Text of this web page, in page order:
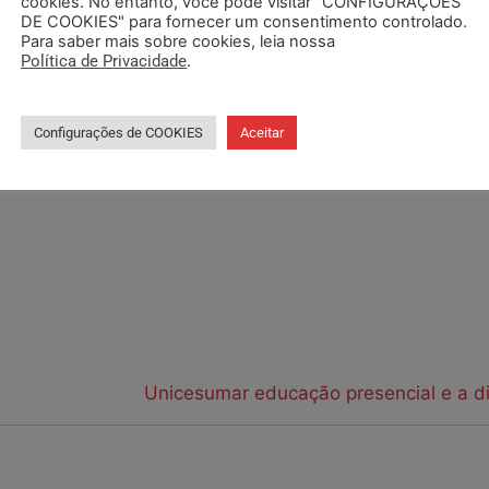
– Sala 1409 e 1410 – Três Figueiras, Porto Alegre –
Unicesumar educação presencial e a
DE COOKIES" para fornecer um consentimento controlado.
Para saber mais sobre cookies, leia nossa
Política de Privacidade.
Configurações de COOKIES Aceitar